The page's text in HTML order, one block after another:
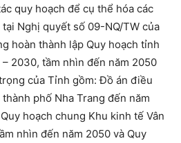
quy hoạch để cụ thể hóa các
Nghị quyết số 09-NQ/TW của
hoàn thành lập Quy hoạch tỉnh
2030, tầm nhìn đến năm 2050
của Tỉnh gồm: Đồ án điều
phố Nha Trang đến năm
hoạch chung Khu kinh tế Vân
nhìn đến năm 2050 và Quy